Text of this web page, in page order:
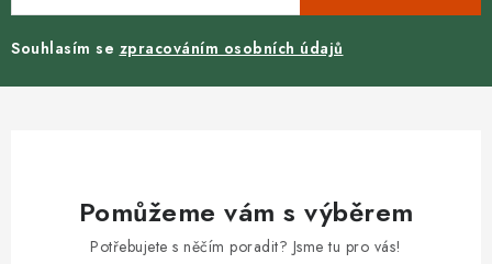
Souhlasím se zpracováním osobních údajů
Pomůžeme vám s výběrem
Potřebujete s něčím poradit? Jsme tu pro vás!